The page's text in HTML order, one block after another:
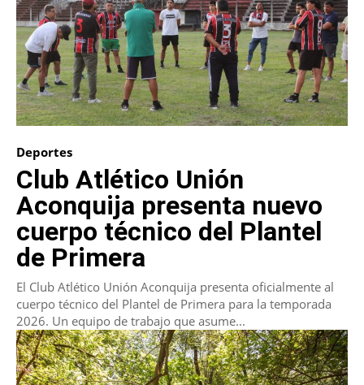
Deportes
Club Atlético Unión
Aconquija presenta nuevo
cuerpo técnico del Plantel
de Primera
El Club Atlético Unión Aconquija presenta oficialmente al
cuerpo técnico del Plantel de Primera para la temporada
2026. Un equipo de trabajo que asume...